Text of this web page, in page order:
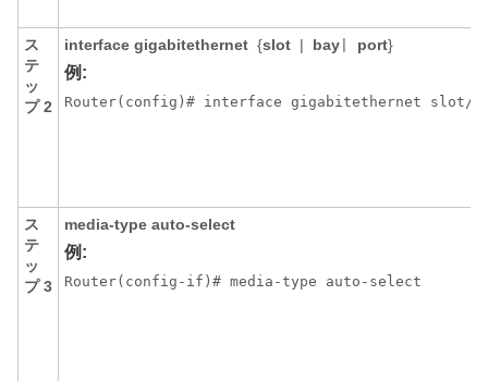
ス
テ
ッ
プ 2
interface gigabitethernet {slot | bay port}
例:
Router(config)# interface gigabitethernet slot/
ス
テ
ッ
プ 3
media-type auto-select
例:
Router(config-if)# media-type auto-select